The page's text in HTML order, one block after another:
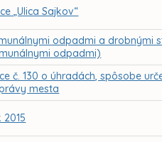
„Ulica Sajkov“
odpadmi a drobnými
odpadmi)
č. 130 o úhradách, spôsobe
mesta